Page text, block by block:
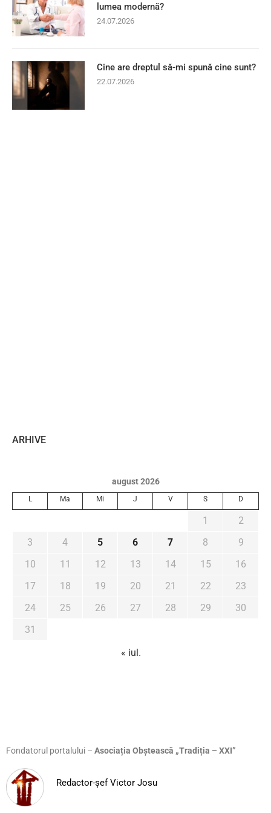
lumea modernă?
24.07.2026
Cine are dreptul să-mi spună cine sunt?
22.07.2026
ARHIVE
august 2026
L Ma Mi J V S D
1
2
3
4 5 6 7 8
9
10
11 12 13 14 15
16
17
18 19 20 21 22
23
24
25 26 27 28 29
30
31
« iul.
Fondatorul portalului – Asociația Obștească „Tradiția – XXI”
Redactor-șef Victor Josu